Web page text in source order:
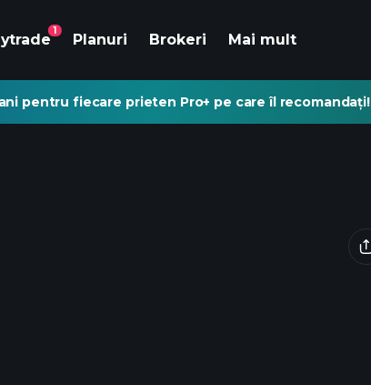
1
Planuri Brokeri Mai mult
pentru fiecare prieten Pro+ pe care îl recomandați!